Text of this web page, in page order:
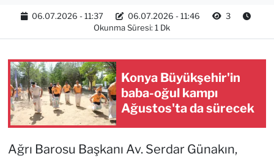
06.07.2026 - 11:37 06.07.2026 - 11:46
3
Okunma Süresi: 1 Dk
Konya Büyükşehir'in
baba-oğul kampı
Ağustos'ta da sürecek
Ağrı Barosu Başkanı Av. Serdar Günakın,